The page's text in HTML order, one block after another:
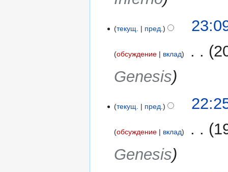
а
к
декабря
текущ. пред.
обсуждение вклад
Genesis
ноябрятекущ. пред.
обсуждение вклад
Genesis